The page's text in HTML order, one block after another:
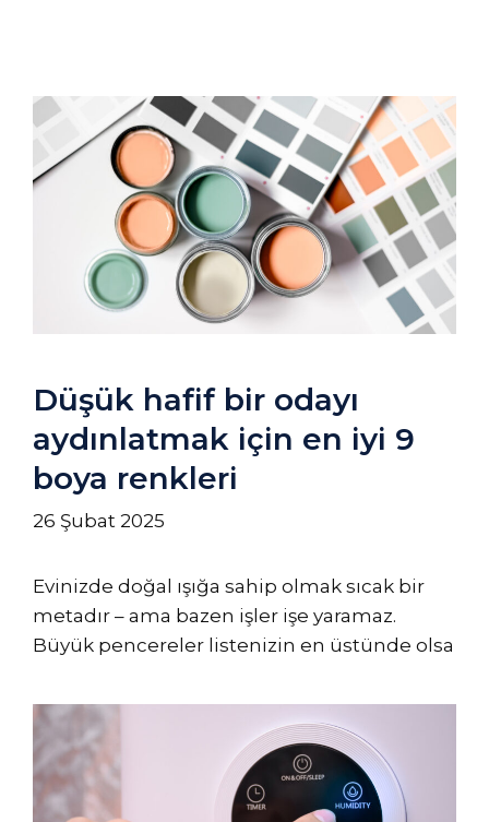
Düşük hafif bir odayı
aydınlatmak için en iyi 9
boya renkleri
26 Şubat 2025
Evinizde doğal ışığa sahip olmak sıcak bir
metadır – ama bazen işler işe yaramaz.
Büyük pencereler listenizin en üstünde olsa